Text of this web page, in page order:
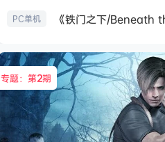
PC单机 《铁门之下/Beneath
专题：第2期